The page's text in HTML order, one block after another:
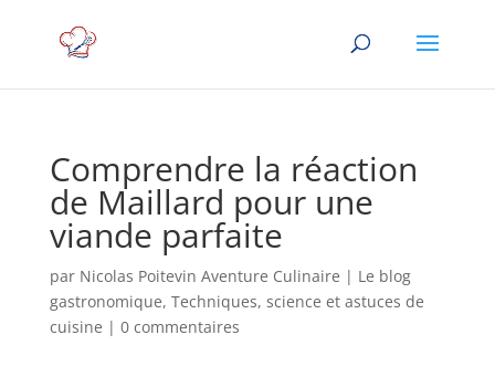
Comprendre la réaction
de Maillard pour une
viande parfaite
par Nicolas Poitevin Aventure Culinaire | Le blog
gastronomique, Techniques, science et astuces de
cuisine | 0 commentaires